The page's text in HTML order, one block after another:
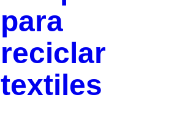
para
reciclar
textiles